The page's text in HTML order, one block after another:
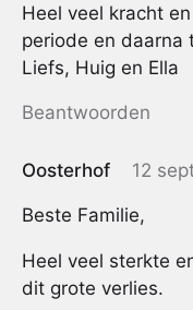
Heel veel kracht
periode en daarna
Liefs, Huig en Ella
Beantwoorden
Oosterhof 12
Beste Familie,
Heel veel sterkte
dit grote verlies.